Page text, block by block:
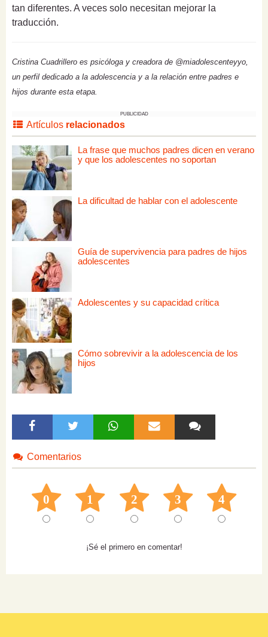
tan diferentes. A veces solo necesitan mejorar la
traducción.
Cristina Cuadrillero es psicóloga y creadora de @miadolescenteyyo,
un perfil dedicado a la adolescencia y a la relación entre padres e
hijos durante esta etapa.
PUBLICIDAD
Artículos relacionados
La frase que muchos padres dicen en verano
y que los adolescentes no soportan
La dificultad de hablar con el adolescente
Guía de supervivencia para padres de hijos
adolescentes
Adolescentes y su capacidad crítica
Cómo sobrevivir a la adolescencia de los
hijos
Comentarios
0 1 2 3 4
¡Sé el primero en comentar!